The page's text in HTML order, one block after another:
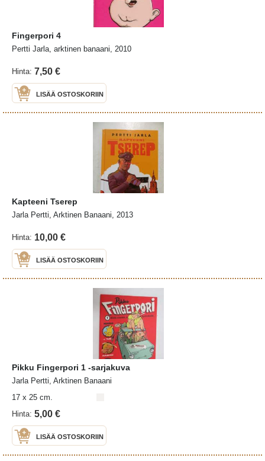
Fingerpori 4
Pertti Jarla, arktinen banaani, 2010
Hinta: 7,50 €
LISÄÄ OSTOSKORIIN
Kapteeni Tserep
Jarla Pertti, Arktinen Banaani, 2013
Hinta: 10,00 €
LISÄÄ OSTOSKORIIN
Pikku Fingerpori 1 -sarjakuva
Jarla Pertti, Arktinen Banaani
17 x 25 cm.
Hinta: 5,00 €
LISÄÄ OSTOSKORIIN